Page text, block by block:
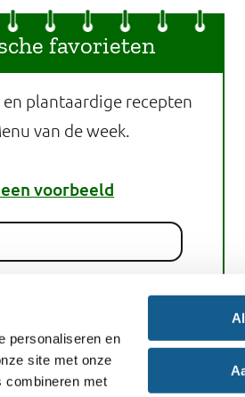
personaliseren en
site met onze
combineren met
favorieten
plantaardige recepten
van de week.
voorbeeld
Print dit recept